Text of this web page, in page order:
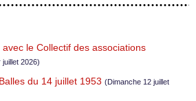
le Collectif des associations
2026)
du 14 juillet 1953 (Dimanche 12 juillet